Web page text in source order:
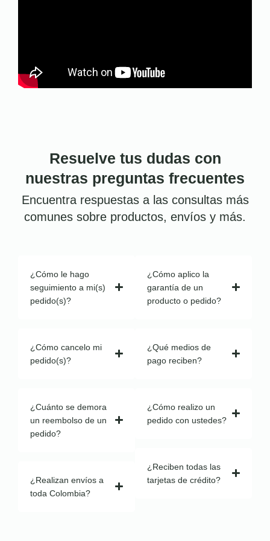
Resuelve tus dudas con
nuestras preguntas frecuentes
Encuentra respuestas a las consultas más
comunes sobre productos, envíos y más.
¿Cómo le hago
seguimiento a mi(s)
pedido(s)?
¿Cómo cancelo mi
pedido(s)?
¿Cuánto se demora
un reembolso de un
pedido?
¿Realizan envíos a
toda Colombia?
¿Cómo aplico la
garantía de un
producto o pedido?
¿Qué medios de
pago reciben?
¿Cómo realizo un
pedido con ustedes?
¿Reciben todas las
tarjetas de crédito?